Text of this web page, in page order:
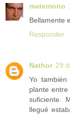
matemono
Bellamente
Responder
Nathor 29
Yo
plante
suficiente.
llegué